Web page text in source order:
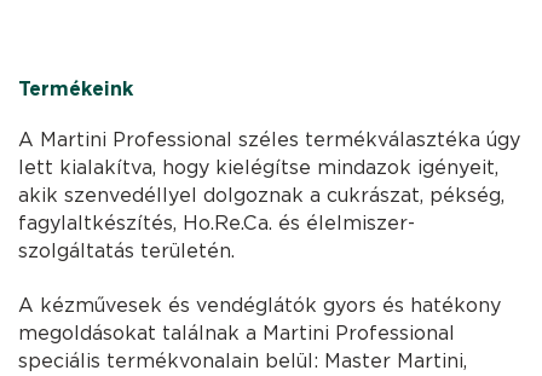
Termékeink
A Martini Professional széles termékválasztéka úgy
lett kialakítva, hogy kielégítse mindazok igényeit,
akik szenvedéllyel dolgoznak a cukrászat, pékség,
fagylaltkészítés, Ho.Re.Ca. és élelmiszer-
szolgáltatás területén.
A kézművesek és vendéglátók gyors és hatékony
megoldásokat találnak a Martini Professional
speciális termékvonalain belül: Master Martini,